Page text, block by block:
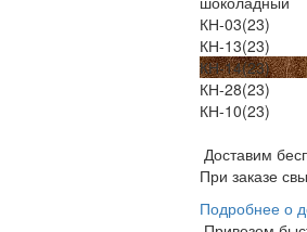
КН-03(23)
КН-13(23)
КН-14(23)
КН-28(23)
КН-10(23)
Доставим
При заказе
Подробнее о